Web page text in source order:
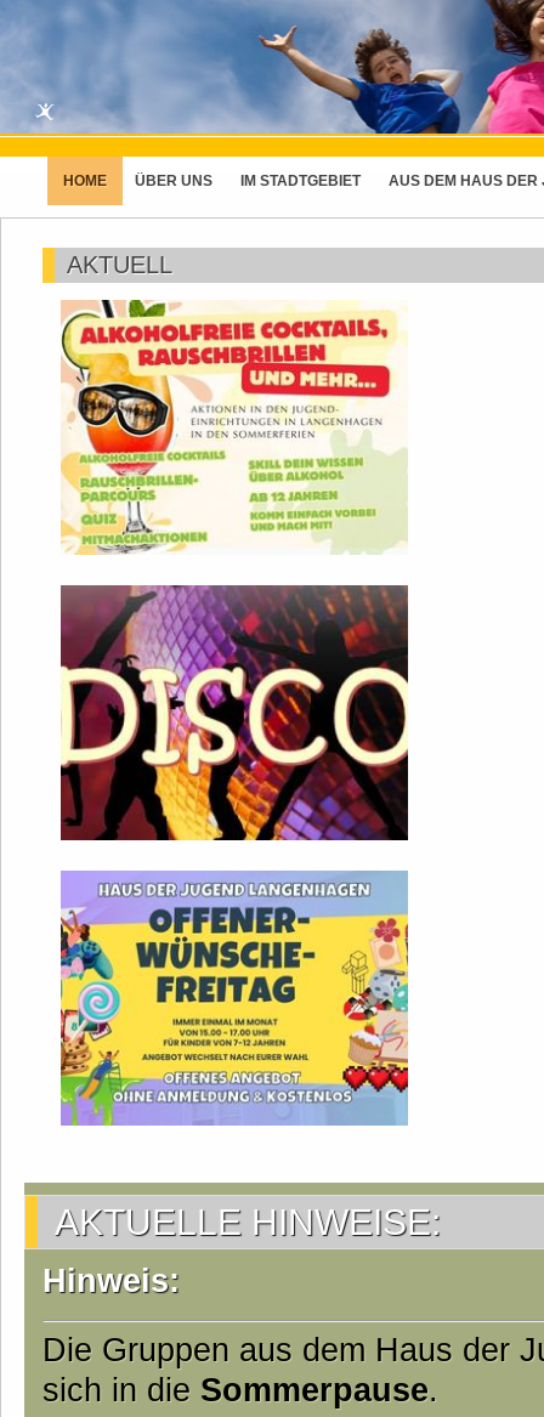
HOME ÜBER UNS IM STADTGEBIET AUS DEM HAUS DER
AKTUELL
AKTUELLE HINWEISE:
Hinweis:
Die Gruppen aus dem Haus der
sich in die Sommerpause.